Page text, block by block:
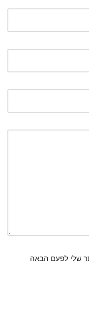
שלי לפעם הבאה